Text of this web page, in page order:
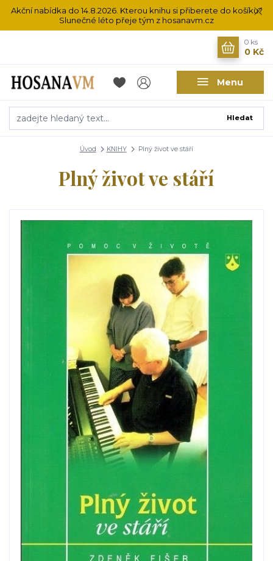
Akční nabídka do 14.8.2026. Kterou knihu si přiberete do košíku?
Slunečné léto přeje tým z hosanavm.cz
Menu
Hledat
0 ks
0 Kč
Úvod KNIHY Plný život ve stáří
Plný život ve stáří